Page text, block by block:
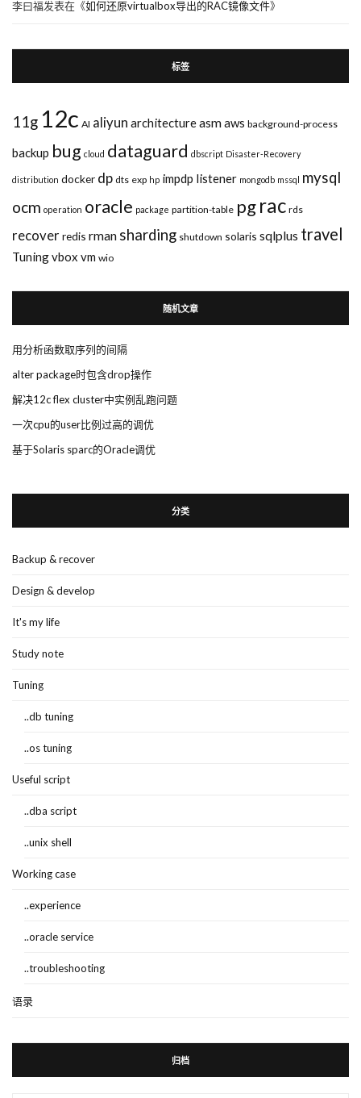
李曰福发表在《如何还原virtualbox导出的RAC镜像文件》
标签
11g 12c AI aliyun architectureasmaws background-process
backup bug cloud dataguard dbscript Disaster-Recovery
distribution docker dp dts exp hp impdp listener mongodb mssql mysql
ocm operation oracle package partition-table pgrac rds
recover redis rman sharding shutdown solaris sqlplus travel
Tuningvbox vm wio
随机文章
用分析函数取序列的间隔
alter package时包含drop操作
解决12c flex cluster中实例乱跑问题
一次cpu的user比例过高的调优
基于Solaris sparc的Oracle调优
分类
Backup & recover
Design & develop
It's my life
Study note
Tuning
..db tuning
..os tuning
Useful script
..dba script
..unix shell
Working case
..experience
..oracle service
..troubleshooting
语录
归档